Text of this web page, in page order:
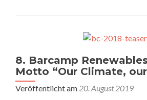
8. Barcamp
Motto “Our Climate,
Veröffentlicht am 20. August 2019